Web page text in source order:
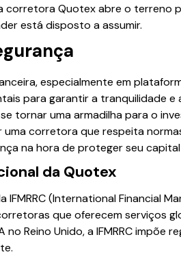
corretora Quotex abre o terreno
está disposto a assumir.
especialmente em
para garantir a tranquilidade
tornar uma armadilha para o
corretora que respeita
na hora de proteger seu
da Quotex
(International Financial
que oferecem serviços
no Reino Unido, a IFMRRC